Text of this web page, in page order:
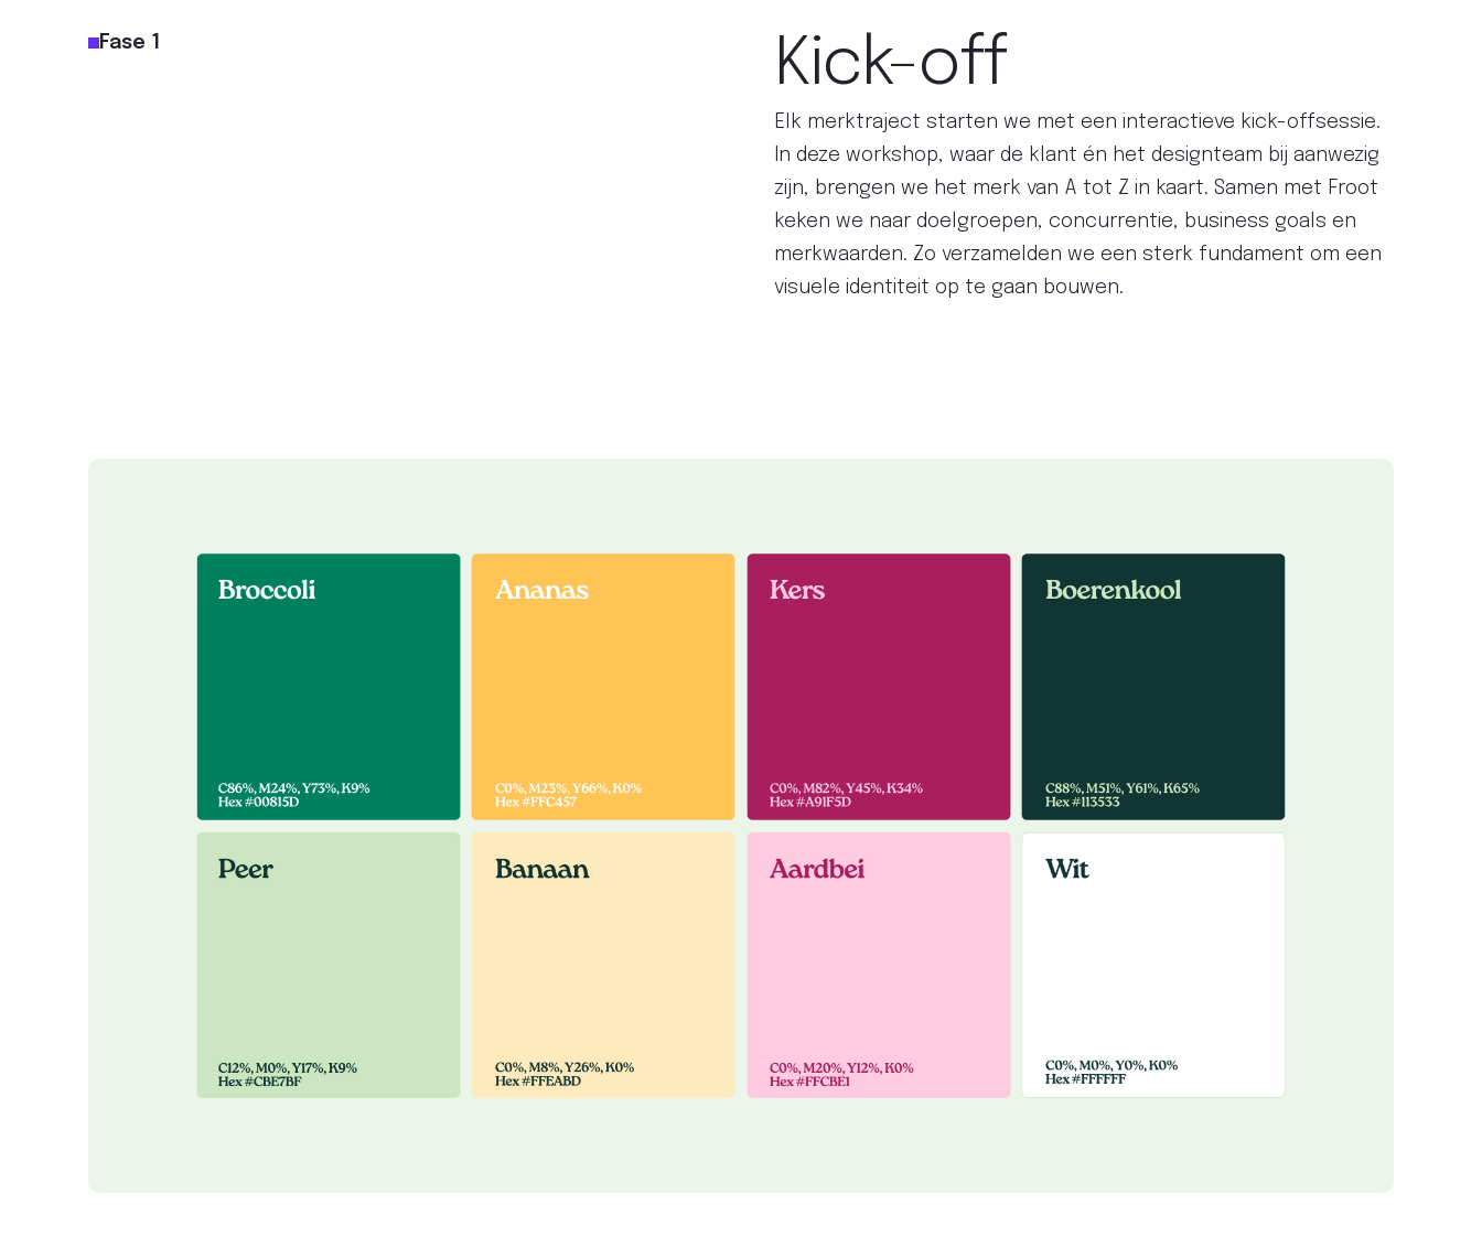
Fase 1 Kick-off
Elk merktraject starten we met een interactieve kick-offsessie.
In deze workshop, waar de klant én het designteam bij aanwezig
zijn, brengen we het merk van A tot Z in kaart. Samen met Froot
keken we naar doelgroepen, concurrentie, business goals en
merkwaarden. Zo verzamelden we een sterk fundament om een
visuele identiteit op te gaan bouwen.